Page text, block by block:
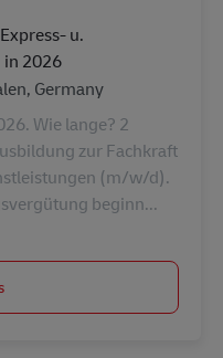
u.
2026
Germany
Wie lange? 2
zur Fachkraft
(m/w/d).
beginn...